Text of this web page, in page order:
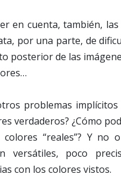
en cuenta, también,
por una parte, de
posterior de las
problemas
verdaderos? ¿Cómo
“reales”? Y no
versátiles, poco
con los colores vistos.